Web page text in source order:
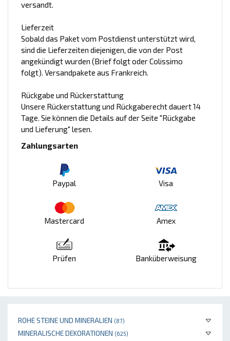
ROHE STEINE UND MINERALIEN (87)
MINERALISCHE DEKORATIONEN (625)
versandt.
Lieferzeit
Sobald das Paket vom Postdienst unterstützt wird,
sind die Lieferzeiten diejenigen, die von der Post
angekündigt wurden (Brief folgt oder Colissimo
folgt). Versandpakete aus Frankreich.
Rückgabe und Rückerstattung
Unsere Rückerstattung und Rückgaberecht dauert 14
Tage. Sie können die Details auf der Seite "Rückgabe
und Lieferung" lesen.
Zahlungsarten
Paypal Visa
Mastercard Amex
Prüfen Banküberweisung